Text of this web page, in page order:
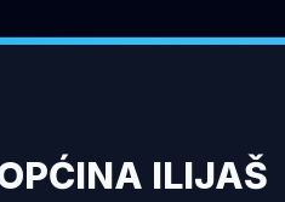
ILIJAŠ